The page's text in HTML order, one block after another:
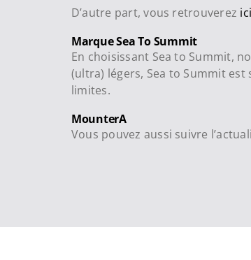
D’autre part, vous retrouverez ici
Marque Sea To Summit
En choisissant Sea to Summit,
(ultra) légers, Sea to Summit
limites.
MounterA
Vous pouvez aussi suivre